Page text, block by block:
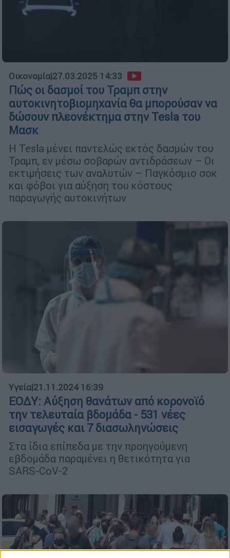
Οικονομία|27.03.2025 14:33
Πώς οι δασμοί του Τραμπ στην
αυτοκινητοβιομηχανία θα μπορούσαν να
δώσουν πλεονέκτημα στην Tesla του
Μασκ
Η Tesla μένει παντελώς εκτός δασμών του
Τραμπ, εν μέσω σοβαρών αντιδράσεων – Οι
εκτιμήσεις των αναλυτών – Παγκόσμιο σοκ
και φόβοι για αύξηση του κόστους
παραγωγής αυτοκινήτων
Υγεία|21.11.2024 16:39
ΕΟΔΥ: Αύξηση θανάτων από κορονοϊό
την τελευταία βδομάδα - 531 νέες
εισαγωγές και 7 διασωληνώσεις
Στα ίδια επίπεδα με την προηγούμενη
εβδομάδα παραμένει η θετικότητα για
SARS-CoV-2